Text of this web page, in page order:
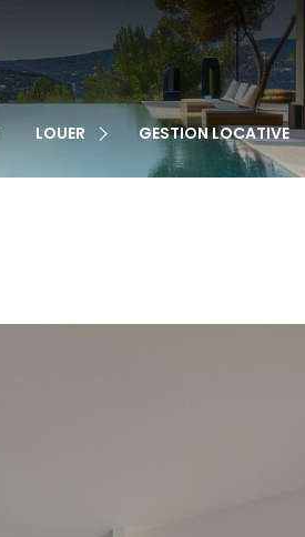
LOUER
APPARTEMENTS
MAISONS
GESTION LOCATIVE